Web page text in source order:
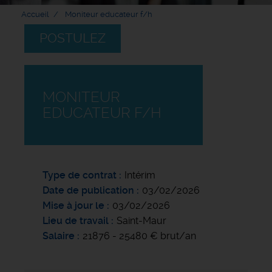
Accueil Moniteur educateur f/h
POSTULEZ
MONITEUR
EDUCATEUR F/H
Type de contrat
Intérim
Date de publication
03/02/2026
Mise à jour le
03/02/2026
Lieu de travail
Saint-Maur
Salaire
21876 - 25480 € brut/an